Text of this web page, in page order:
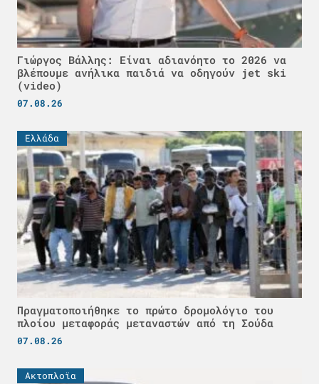
Γιώργος Βάλλης: Είναι αδιανόητο το 2026 να
βλέπουμε ανήλικα παιδιά να οδηγούν jet ski
(video)
07.08.26
Ελλάδα
Πραγματοποιήθηκε το πρώτο δρομολόγιο του
πλοίου μεταφοράς μεταναστών από τη Σούδα
07.08.26
Ακτοπλοϊα